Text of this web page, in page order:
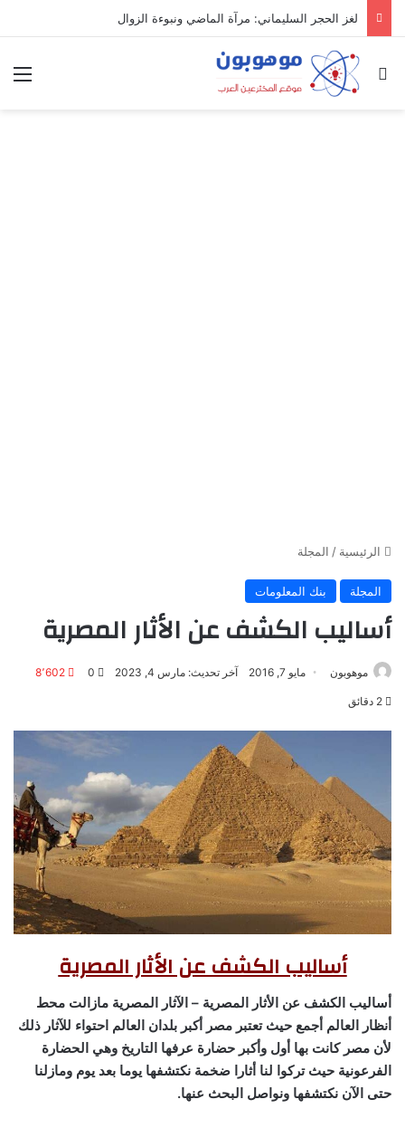
لغز الحجر السليماني: مرآة الماضي ونبوءة الزوال
بحث عن
الرئيسية / المجلة
المجلة بنك المعلومات
أساليب الكشف عن الأثار المصرية
موهوبون مايو 7, 2016 آخر تحديث: مارس 4, 2023 0 8٬602
أساليب الكشف عن الأثار المصرية
أساليب الكشف عن الأثار المصرية – الآثار المصرية مازالت محط
أنظار العالم أجمع حيث تعتبر مصر أكبر بلدان العالم احتواء للآثار ذلك
لأن مصر كانت بها أول وأكبر حضارة عرفها التاريخ وهي الحضارة
الفرعونية حيث تركوا لنا أثارا ضخمة نكتشفها يوما بعد يوم ومازلنا
حتى الآن نكتشفها ونواصل البحث عنها.